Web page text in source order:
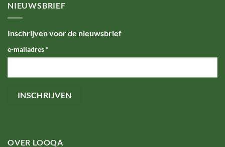
NIEUWSBRIEF
Inschrijven voor de nieuwsbrief
e-mailadres*
OVER LOOQA